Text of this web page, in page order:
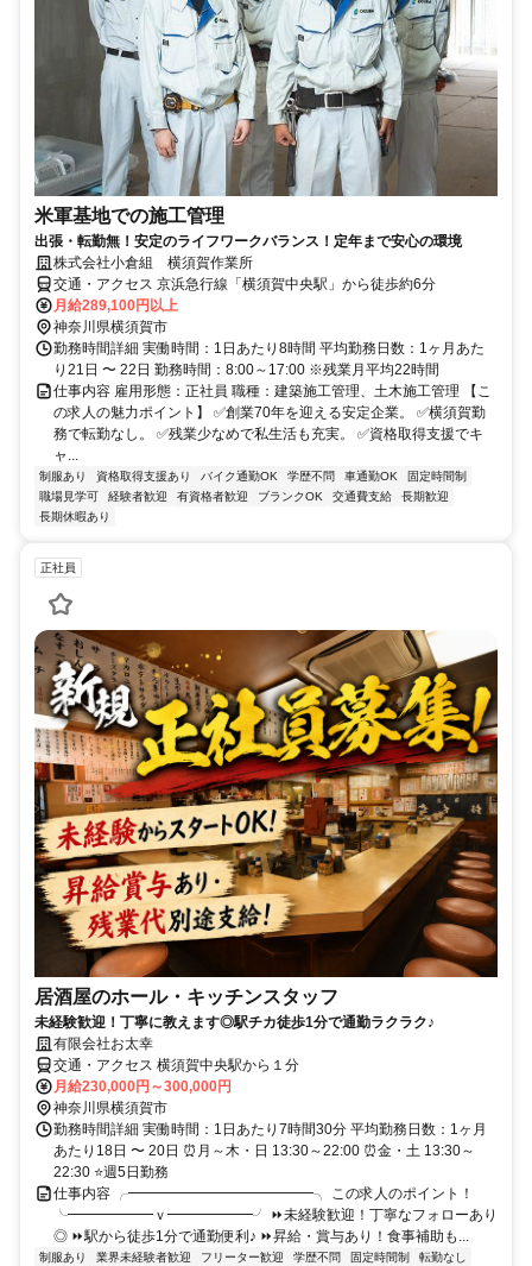
米軍基地での施工管理
出張・転勤無！安定のライフワークバランス！定年まで安心の環境
株式会社小倉組 横須賀作業所
交通・アクセス 京浜急行線「横須賀中央駅」から徒歩約6分
月給289,100円以上
神奈川県横須賀市
勤務時間詳細 実働時間：1日あたり8時間 平均勤務日数：1ヶ月あた
り21日 〜 22日 勤務時間：8:00～17:00 ※残業月平均22時間
仕事内容 雇用形態：正社員 職種：建築施工管理、土木施工管理 【こ
の求人の魅力ポイント】 ✅創業70年を迎える安定企業。 ✅横須賀勤
務で転勤なし。 ✅残業少なめで私生活も充実。 ✅資格取得支援でキ
ャ...
制服あり 資格取得支援あり バイク通勤OK 学歴不問 車通勤OK
固定時間制
職場見学可
経験者歓迎 有資格者歓迎 ブランクOK 交通費支給
長期歓迎
長期休暇あり
正社員
居酒屋のホール・キッチンスタッフ
未経験歓迎！丁寧に教えます◎駅チカ徒歩1分で通勤ラクラク♪
有限会社お太幸
交通・アクセス 横須賀中央駅から１分
月給230,000円～300,000円
神奈川県横須賀市
勤務時間詳細 実働時間：1日あたり7時間30分 平均勤務日数：1ヶ月
あたり18日 〜 20日 ⏰月～木・日 13:30～22:00 ⏰金・土 13:30～
22:30 ⭐週5日勤務
仕事内容 ╭━━━━━━━━━━━━━╮ この求人のポイント！
╰━━━━━━ｖ━━━━━━╯ ⏩未経験歓迎！丁寧なフォローあり
◎ ⏩駅から徒歩1分で通勤便利♪ ⏩昇給・賞与あり！食事補助も...
制服あり 業界未経験者歓迎 フリーター歓迎 学歴不問 固定時間制
転勤なし